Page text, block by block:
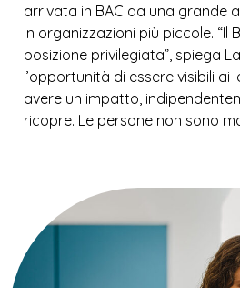
arrivata in BAC da una grande
in organizzazioni più piccole. “Il
posizione privilegiata”, spiega
l’opportunità di essere visibili ai
avere un impatto,
ricopre. Le persone non sono